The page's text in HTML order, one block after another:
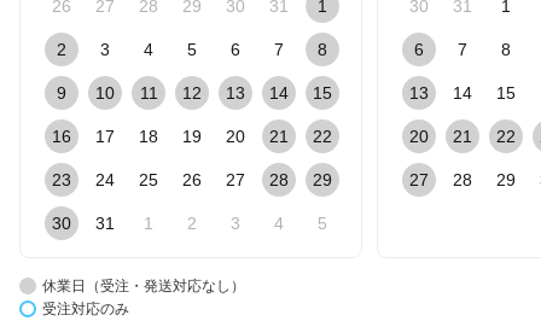
26 27 28 29 30 31 1
2 3 4 5 6 7 8
9 10 11 12 13 14 15
16 17 18 19 20 21 22
23 24 25 26 27 28 29
30 31 1 2 3 4 5
30 31 1
6 7 8
13 14 15
20 21 22
27 28 29
休業日（受注・発送対応なし）
受注対応のみ